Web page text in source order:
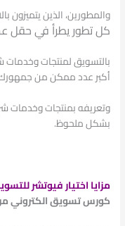
والمطورين، الذين يتميزون
كل تطور يطرأ فيحقل
بالتسويق لمنتجات
أكبر عدد ممكن من
وتعريفه بمنتجات وخدمات
بشكل ملحوظ.
مزايا اختيار فيوتشر
كورس تسويق الكتروني من